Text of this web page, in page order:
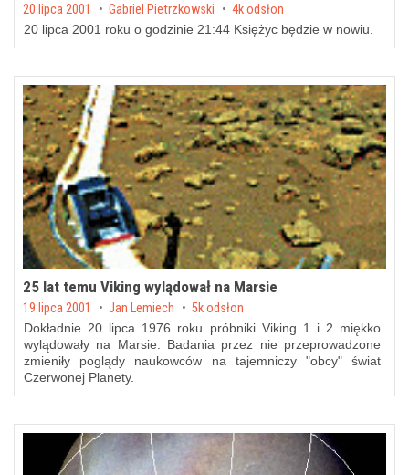
Posted on
20 lipca 2001 byGabriel Pietrzkowski 4k odsłon
20 lipca 2001 roku o godzinie 21:44 Księżyc będzie w nowiu.
25 lat temu Viking wylądował na Marsie
Posted on
19 lipca 2001 byJan Lemiech 5k odsłon
Dokładnie 20 lipca 1976 roku próbniki Viking 1 i 2 miękko
wylądowały na Marsie. Badania przez nie przeprowadzone
zmieniły poglądy naukowców na tajemniczy "obcy" świat
Czerwonej Planety.